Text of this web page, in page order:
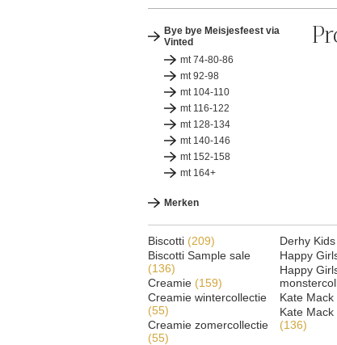
Bye bye Meisjesfeest via
Vinted
mt 74-80-86
mt 92-98
mt 104-110
mt 116-122
mt 128-134
mt 140-146
mt 152-158
mt 164+
Merken
Biscotti (209)
Biscotti Sample sale
(136)
Creamie (159)
Creamie wintercollectie
(55)
Creamie zomercollectie
(55)
Derhy Kids
Happy
Happy
Kate Mack
Kate
(136)